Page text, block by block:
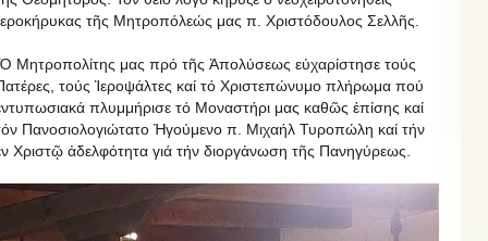
τῆς Μητροπόλεώς μας π. Χριστόδουλος Σελλῆς.
Μητροπολίτης μας πρό τῆς Ἀπολύσεως εὐχαρίστησε τούς
τούς Ἱεροψάλτες καί τό Χριστεπώνυμο πλήρωμα πού
πλυμμήρισε τό Μοναστήρι μας καθῶς ἐπίσης καί
Πανοσιολογιώτατο Ἠγούμενο π. Μιχαήλ Τυροπώλη καί τήν
Χριστῷ ἀδελφότητα γιά τήν διοργἀνωση τῆς Πανηγύρεως.